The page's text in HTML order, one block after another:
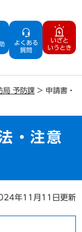
よくある
質問
いざと
いうとき
局 予防課 > 申請書・
・注意
年11月11日更新